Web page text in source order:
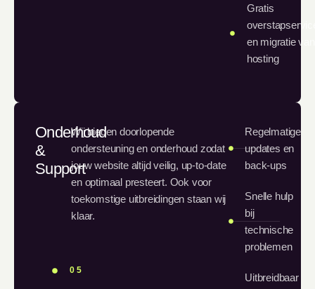
Gratis
en migratie van
hosting
Onderhoud
&
Support
05
Wij bieden doorlopende
ondersteuning en onderhoud zodat
jouw website altijd veilig, up-to-date
en optimaal presteert. Ook voor
toekomstige uitbreidingen staan wij
klaar.
Regelmatige
updates en
back-ups
Snelle hulp
bij
technische
problemen
Uitbreidbaar